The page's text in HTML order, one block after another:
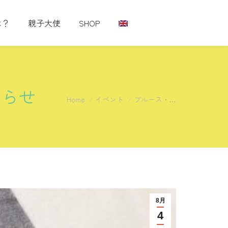
親子大使 SHOP
せ You are here:
Home イベント ブルース・…
8月
4